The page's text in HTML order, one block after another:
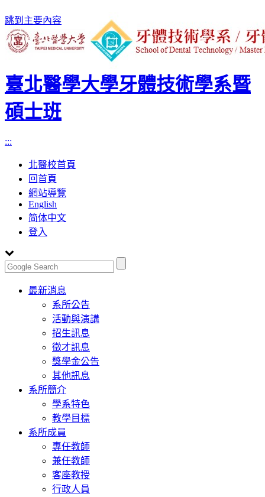
跳到主要內容
臺北醫學大學牙體技術學系暨
碩士班
:::
北醫校首頁
回首頁
網站導覽
English
简体中文
登入
Toggle
navigation
最新消息
系所公告
活動與演講
招生訊息
徵才訊息
獎學金公告
其他訊息
系所簡介
學系特色
教學目標
系所成員
專任教師
兼任教師
客座教授
行政人員